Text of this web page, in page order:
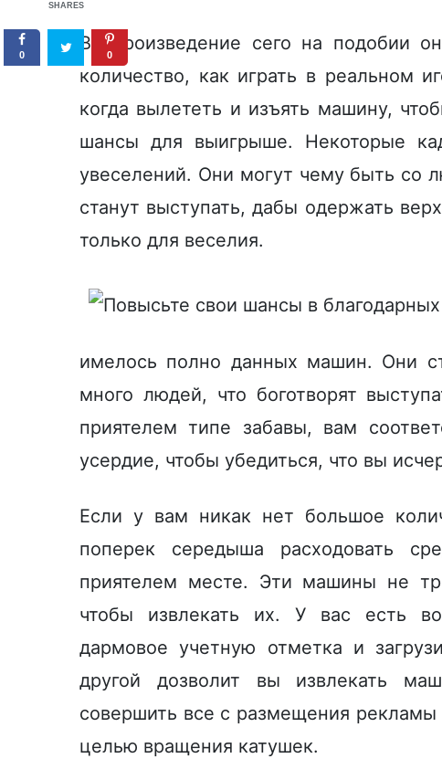
Воспроизведение сего на подобии
количество, как играть в реальном
когда вылететь и изъять машину,
шансы для выигрыше. Некоторые
увеселений. Они могут чему быть со
станут выступать, дабы одержать
только для веселия.
имелось полно данных машин. Они
много людей, что боготворят
приятелем типе забавы, вам
усердие, чтобы убедиться, что вы
Если у вам никак нет большое
поперек середыша расходовать
приятелем месте. Эти машины не
чтобы извлекать их. У вас есть
дармовое учетную отметка и
другой дозволит вы извлекать
совершить все с размещения рекламы
целью вращения катушек.
SHARES
0 0